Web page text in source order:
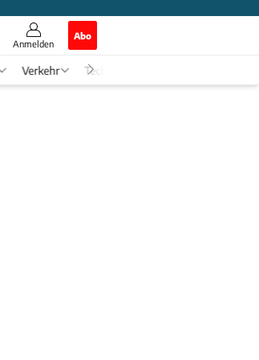
Anmelden
Abo
Verkehr Tech & Zukunft